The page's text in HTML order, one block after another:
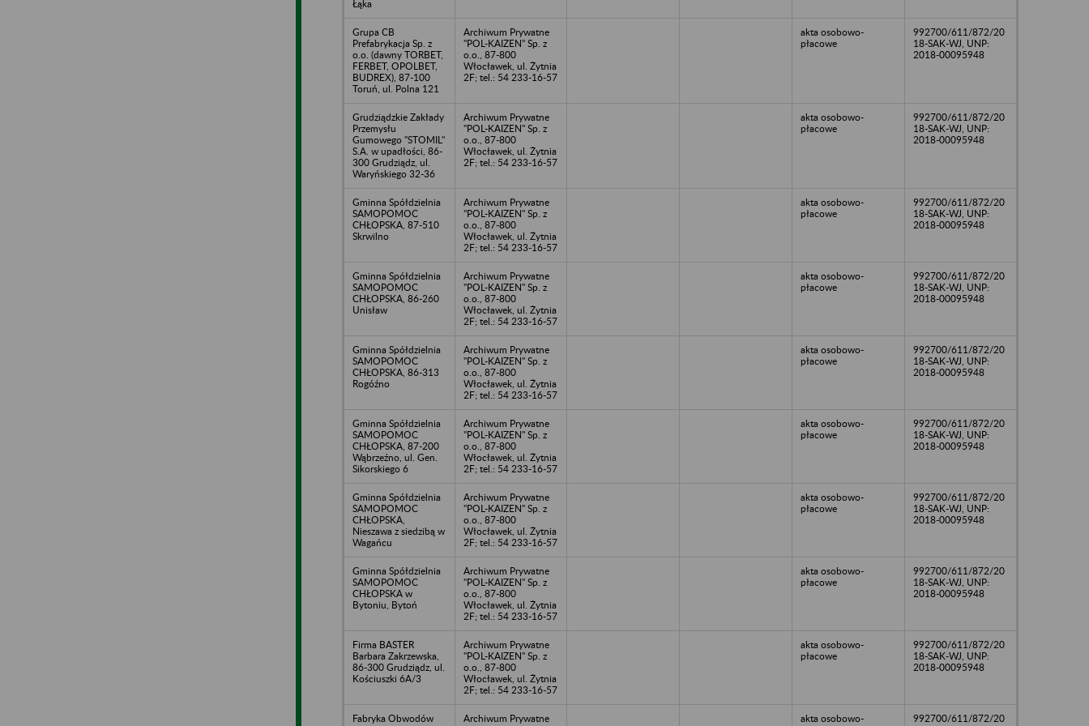
Łąka
Grupa CB
Prefabrykacja Sp. z
o.o. (dawny TORBET,
FERBET, OPOLBET,
BUDREX), 87-100
Toruń, ul. Polna 121
Archiwum Prywatne
"POL-KAIZEN" Sp. z
o.o., 87-800
Włocławek, ul. Żytnia
2F; tel.: 54 233-16-57
akta osobowo-
płacowe
992700/611/872/20
18-SAK-WJ, UNP:
2018-00095948
Grudziądzkie Zakłady
Przemysłu
Gumowego "STOMIL"
S.A. w upadłości, 86-
300 Grudziądz, ul.
Waryńskiego 32-36
Archiwum Prywatne
"POL-KAIZEN" Sp. z
o.o., 87-800
Włocławek, ul. Żytnia
2F; tel.: 54 233-16-57
akta osobowo-
płacowe
992700/611/872/20
18-SAK-WJ, UNP:
2018-00095948
Gminna Spółdzielnia
SAMOPOMOC
CHŁOPSKA, 87-510
Skrwilno
Archiwum Prywatne
"POL-KAIZEN" Sp. z
o.o., 87-800
Włocławek, ul. Żytnia
2F; tel.: 54 233-16-57
akta osobowo-
płacowe
992700/611/872/20
18-SAK-WJ, UNP:
2018-00095948
Gminna Spółdzielnia
SAMOPOMOC
CHŁOPSKA, 86-260
Unisław
Archiwum Prywatne
"POL-KAIZEN" Sp. z
o.o., 87-800
Włocławek, ul. Żytnia
2F; tel.: 54 233-16-57
akta osobowo-
płacowe
992700/611/872/20
18-SAK-WJ, UNP:
2018-00095948
Gminna Spółdzielnia
SAMOPOMOC
CHŁOPSKA, 86-313
Rogóźno
Archiwum Prywatne
"POL-KAIZEN" Sp. z
o.o., 87-800
Włocławek, ul. Żytnia
2F; tel.: 54 233-16-57
akta osobowo-
płacowe
992700/611/872/20
18-SAK-WJ, UNP:
2018-00095948
Gminna Spółdzielnia
SAMOPOMOC
CHŁOPSKA, 87-200
Wąbrzeźno, ul. Gen.
Sikorskiego 6
Archiwum Prywatne
"POL-KAIZEN" Sp. z
o.o., 87-800
Włocławek, ul. Żytnia
2F; tel.: 54 233-16-57
akta osobowo-
płacowe
992700/611/872/20
18-SAK-WJ, UNP:
2018-00095948
Gminna Spółdzielnia
SAMOPOMOC
CHŁOPSKA,
Nieszawa z siedzibą w
Wagańcu
Archiwum Prywatne
"POL-KAIZEN" Sp. z
o.o., 87-800
Włocławek, ul. Żytnia
2F; tel.: 54 233-16-57
akta osobowo-
płacowe
992700/611/872/20
18-SAK-WJ, UNP:
2018-00095948
Gminna Spółdzielnia
SAMOPOMOC
CHŁOPSKA w
Bytoniu, Bytoń
Archiwum Prywatne
"POL-KAIZEN" Sp. z
o.o., 87-800
Włocławek, ul. Żytnia
2F; tel.: 54 233-16-57
akta osobowo-
płacowe
992700/611/872/20
18-SAK-WJ, UNP:
2018-00095948
Firma BASTER
Barbara Zakrzewska,
86-300 Grudziądz, ul.
Kościuszki 6A/3
Archiwum Prywatne
"POL-KAIZEN" Sp. z
o.o., 87-800
Włocławek, ul. Żytnia
2F; tel.: 54 233-16-57
akta osobowo-
płacowe
992700/611/872/20
18-SAK-WJ, UNP:
2018-00095948
Fabryka Obwodów
Archiwum Prywatne
akta osobowo-
992700/611/872/20